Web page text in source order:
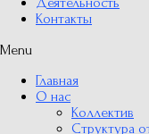
Контакты
Menu
Главная
О нас
Коллектив
Структура